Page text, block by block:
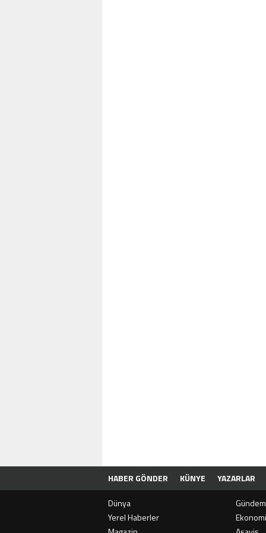
HABER GÖNDER KÜNYE YAZARLAR
Dünya
Gündem
Yerel Haberler
Ekonomi